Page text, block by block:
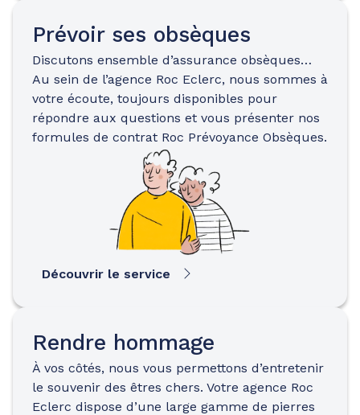
Prévoir ses obsèques
Discutons ensemble d’assurance obsèques…
Au sein de l’agence Roc Eclerc, nous sommes à
votre écoute, toujours disponibles pour
répondre aux questions et vous présenter nos
formules de contrat Roc Prévoyance Obsèques.
Découvrir le service
Rendre hommage
À vos côtés, nous vous permettons d’entretenir
le souvenir des êtres chers. Votre agence Roc
Eclerc dispose d’une large gamme de pierres